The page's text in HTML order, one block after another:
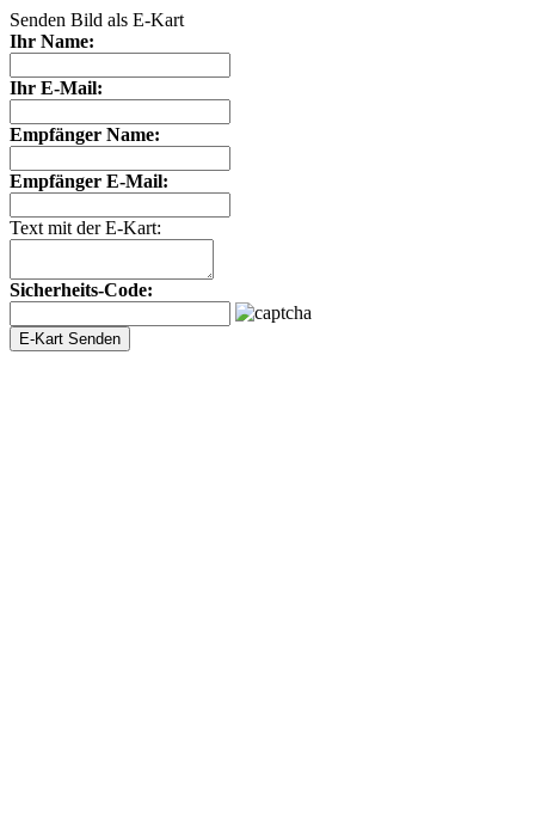
Senden Bild als E-Kart
Ihr Name:
Ihr E-Mail:
Empfänger Name:
Empfänger E-Mail:
Text mit der E-Kart:
Sicherheits-Code: